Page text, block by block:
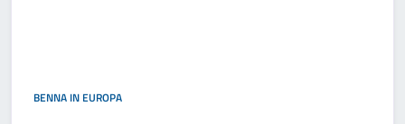
BENNA IN EUROPA